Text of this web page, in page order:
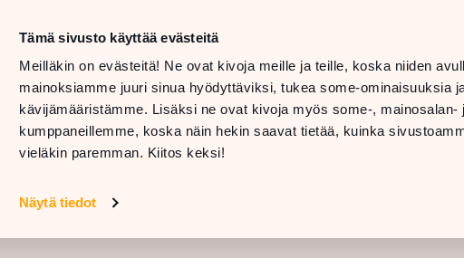
Tämä sivusto käyttää evästeitä
Meilläkin on evästeitä! Ne ovat kivoja meille ja teille, koska niiden
mainoksiamme juuri sinua hyödyttäviksi, tukea some-ominaisuuksia
kävijämääristämme. Lisäksi ne ovat kivoja myös some-, mainosalan-
kumppaneillemme, koska näin hekin saavat tietää, kuinka
vieläkin paremman. Kiitos keksi!
Näytä tiedot
mån–lör
RESTAURANGER
INFO OCH
KONTAKTUPPGIFTER